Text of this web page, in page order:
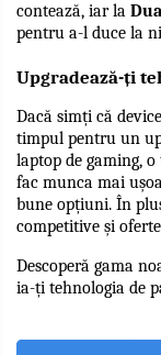
contează, iar la
pentru a-l duce la
Upgradează-ți
Dacă simți că
timpul pentru un
laptop de gaming,
fac munca mai
bune opțiuni. În
competitive și
Descoperă gama
ia-ți tehnologia de